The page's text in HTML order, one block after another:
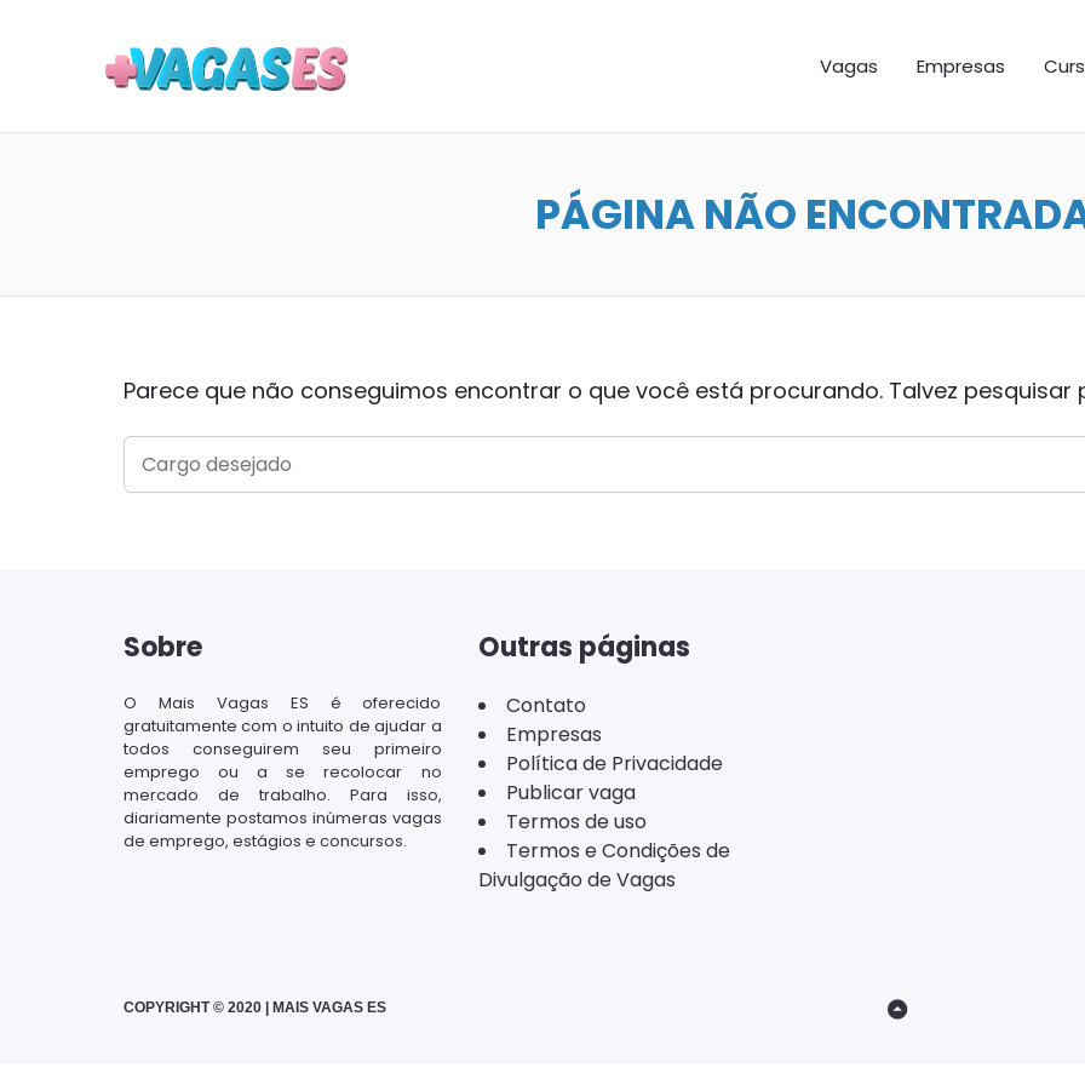
Vagas Empresas
PÁGINA NÃO
Parece que não conseguimos encontrar o que você está procurando. Talvez pesquisar
SEARCH
FOR:
Sobre
O Mais Vagas ES é oferecido
gratuitamente com o intuito de ajudar a
todos conseguirem seu primeiro
emprego ou a se recolocar no
mercado de trabalho. Para isso,
diariamente postamos inúmeras vagas
de emprego, estágios e concursos.
Outras páginas
Contato
Empresas
Política de Privacidade
Publicar vaga
Termos de uso
Termos e Condições de
Divulgação de Vagas
COPYRIGHT © 2020 | MAIS VAGAS ES
Back